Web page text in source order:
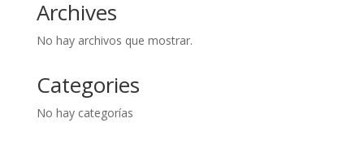
Archives
No hay archivos que mostrar.
Categories
No hay categorías